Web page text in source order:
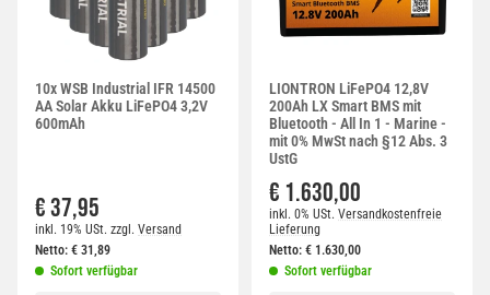
10x WSB Industrial IFR 14500
AA Solar Akku LiFePO4 3,2V
600mAh
€ 37,95
inkl. 19% USt. zzgl. Versand
Netto: € 31,89
Sofort verfügbar
LIONTRON LiFePO4 12,8V
200Ah LX Smart BMS mit
Bluetooth - All In 1 - Marine -
mit 0% MwSt nach §12 Abs. 3
UstG
€ 1.630,00
inkl. 0% USt. Versandkostenfreie
Lieferung
Netto: € 1.630,00
Sofort verfügbar